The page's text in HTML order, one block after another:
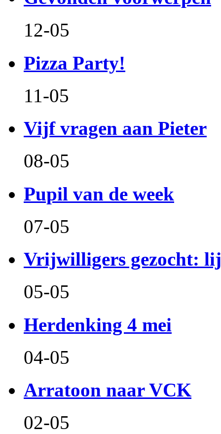
12-05
Pizza Party!
11-05
Vijf vragen aan Pieter
08-05
Pupil van de week
07-05
Vrijwilligers gezocht:
05-05
Herdenking 4 mei
04-05
Arratoon naar VCK
02-05